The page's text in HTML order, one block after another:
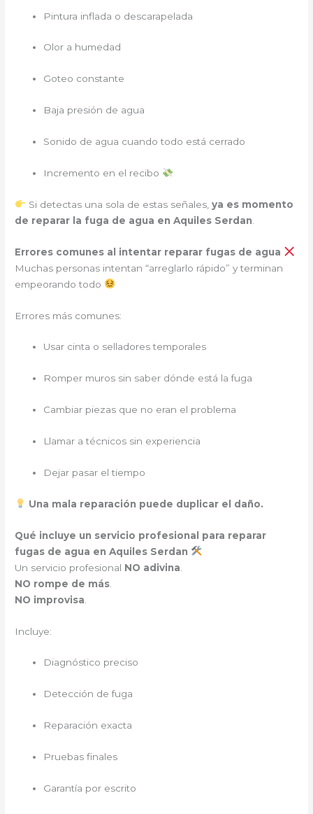
Pintura inflada o descarapelada
Olor a humedad
Goteo constante
Baja presión de agua
Sonido de agua cuando todo está cerrado
Incremento en el recibo
Si detectas una sola de estas señales, ya es momento
de reparar la fuga de agua en Aquiles Serdan
Errores comunes al intentar reparar fugas de agua
Muchas personas intentan “arreglarlo rápido” y terminan
empeorando todo
Errores más comunes:
Usar cinta o selladores temporales
Romper muros sin saber dónde está la fuga
Cambiar piezas que no eran el problema
Llamar a técnicos sin experiencia
Dejar pasar el tiempo
Una mala reparación puede duplicar el daño.
Qué incluye un servicio profesional para reparar
fugas de agua en Aquiles Serdan
Un servicio profesional NO adivina
NO rompe de más
NO improvisa
Incluye:
Diagnóstico preciso
Detección de fuga
Reparación exacta
Pruebas finales
Garantía por escrito